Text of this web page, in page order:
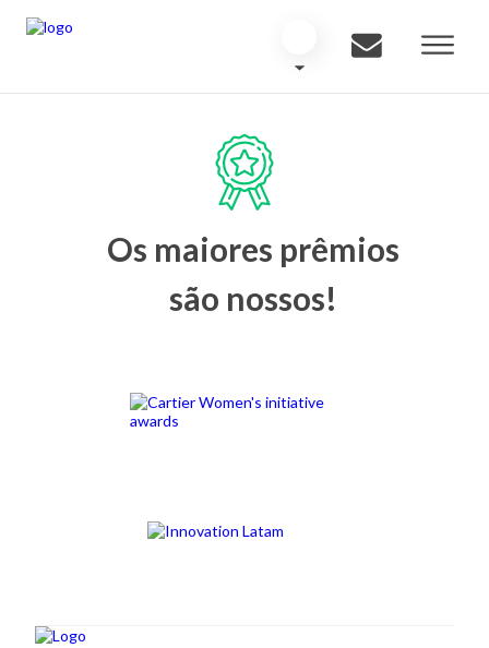
Os maiores prêmios
são nossos!